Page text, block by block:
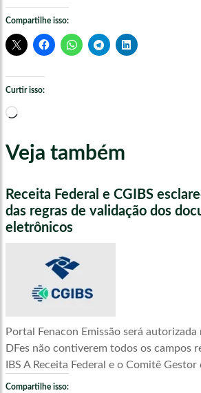
Compartilhe isso:
Curtir isso:
Carregando...
Veja também
Receita Federal e CGIBS
das regras de validação dos
eletrônicos
Portal Fenacon Emissão será
DFes não contiverem todos os campos
IBS A Receita Federal e o Comitê Gestor
Compartilhe isso: